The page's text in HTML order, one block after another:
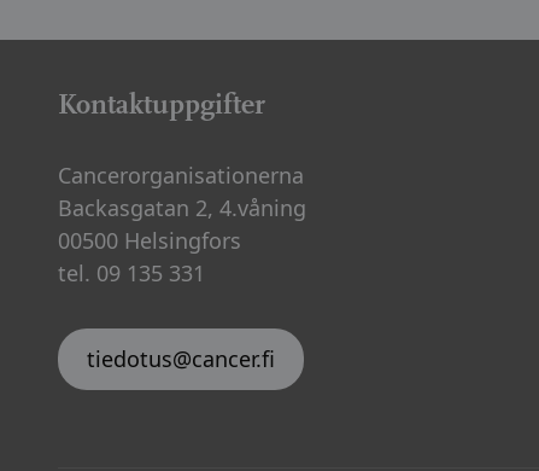
Kontaktuppgifter
Cancerorganisationerna
Backasgatan 2, 4.våning
00500 Helsingfors
tel. 09 135 331
tiedotus@cancer.fi